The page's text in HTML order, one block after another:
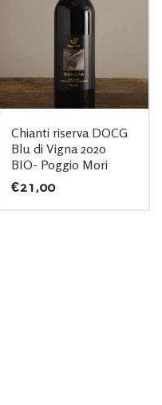
Chianti riserva DOCG
Blu di Vigna 2020
BIO- Poggio Mori
€21,00